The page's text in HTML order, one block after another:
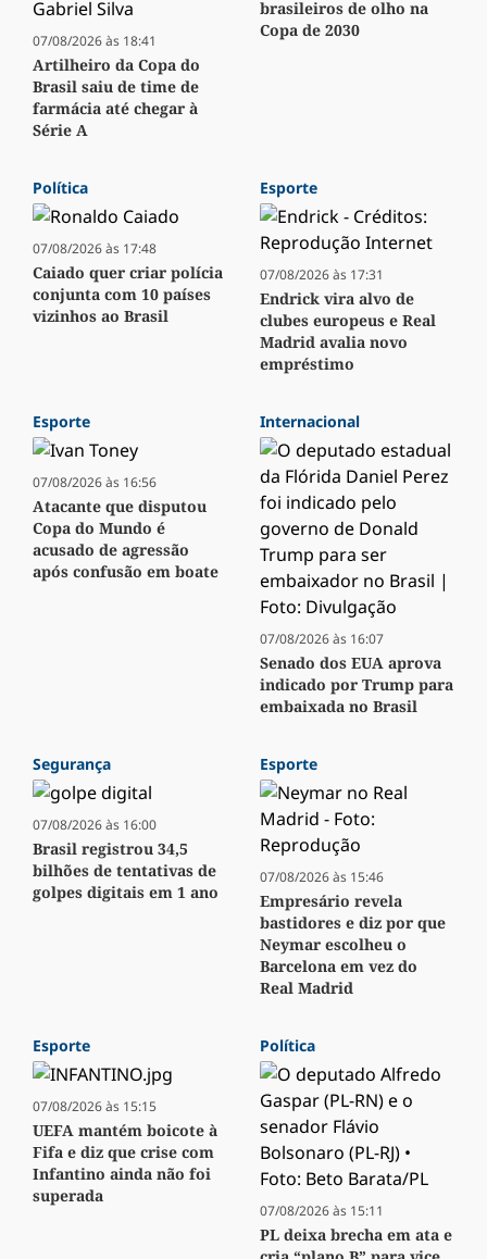
07/08/2026 às 18:41
Artilheiro da Copa do
Brasil saiu de time de
farmácia até chegar à
Série A
brasileiros de olho na
Copa de 2030
Política
07/08/2026 às 17:48
Caiado quer criar polícia
conjunta com 10 países
vizinhos ao Brasil
Esporte
07/08/2026 às 17:31
Endrick vira alvo de
clubes europeus e Real
Madrid avalia novo
empréstimo
Esporte
07/08/2026 às 16:56
Atacante que disputou
Copa do Mundo é
acusado de agressão
após confusão em boate
Internacional
07/08/2026 às 16:07
Senado dos EUA aprova
indicado por Trump para
embaixada no Brasil
Segurança
07/08/2026 às 16:00
Brasil registrou 34,5
bilhões de tentativas de
golpes digitais em 1 ano
Esporte
07/08/2026 às 15:46
Empresário revela
bastidores e diz por que
Neymar escolheu o
Barcelona em vez do
Real Madrid
Esporte
07/08/2026 às 15:15
UEFA mantém boicote à
Fifa e diz que crise com
Infantino ainda não foi
superada
Política
07/08/2026 às 15:11
PL deixa brecha em ata e